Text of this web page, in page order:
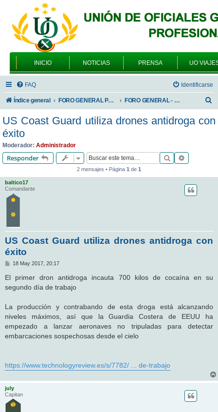
INICIO NOTICIAS PRENSA UO
FAQ Identificarse
Índice general FORO GENERAL PARA TODOS LOS USUARIOS FORO GENERAL - VARIEDADES
s
US Coast Guard utiliza drones antidroga con
éxito
Moderador: Administrador
Responder Buscar
2 mensajes • Página 1 de 1
baltico17
Comandante
US Coast Guard utiliza drones antidroga con
éxito
M
n
s
a
18 May 2017, 20:17
El primer dron antidroga incauta 700 kilos de cocaína en su
segundo día de trabajo
La producción y contrabando de esta droga está alcanzando
niveles máximos, así que la Guardia Costera de EEUU ha
empezado a lanzar aeronaves no tripuladas para detectar
embarcaciones sospechosas desde el cielo
https://www.technologyreview.es/s/7782/ ... de-trabajo
july
Capitan